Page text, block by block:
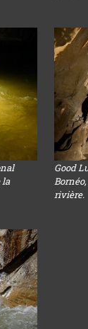
la
Good
rivière.